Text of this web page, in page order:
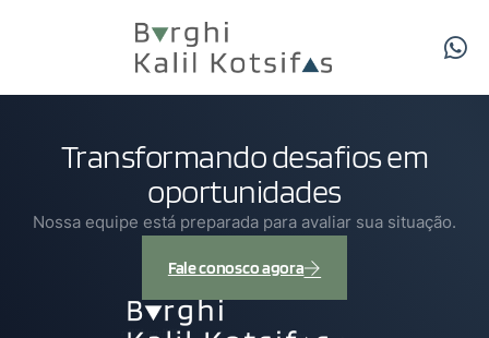
Transformando desafios em
oportunidades
Nossa equipe está preparada para avaliar sua situação.
Fale conosco agora